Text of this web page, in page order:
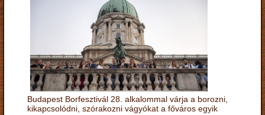
Budapest Borfesztivál 28. alkalommal várja a borozni,
kikapcsolódni, szórakozni vágyókat a főváros egyik